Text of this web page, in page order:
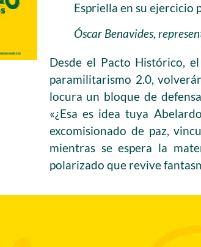
Espriella en su ejercicio
Óscar Benavides,
Desde el Pacto Histórico,
paramilitarismo 2.0,
locura un bloque de
«¿Esa es idea tuya
excomisionado de paz,
mientras se espera la
polarizado que revive